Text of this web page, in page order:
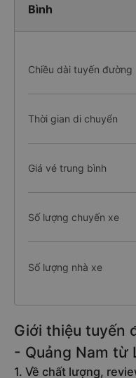
Bình
Chiều dài tuyến đường
Thời gian di chuyển
Giá vé trung bình
Số lượng chuyến xe
Số lượng nhà xe
Giới thiệu tuyến
- Quảng Nam từ
1. Về chất lượng,